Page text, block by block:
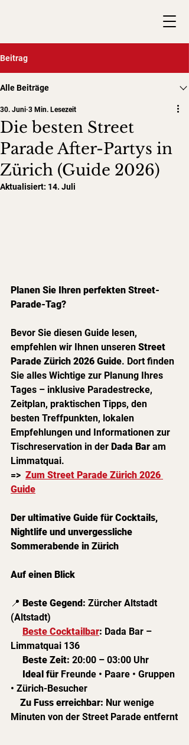
Beitrag
Alle Beiträge
Die besten Street
Parade After-Partys in
Zürich (Guide 2026)
30. Juni 3 Min. Lesezeit
Aktualisiert: 14. Juli
Planen Sie Ihren perfekten Street-
Parade-Tag?
Bevor Sie diesen Guide lesen,
empfehlen wir Ihnen unseren Street
Parade Zürich 2026 Guide. Dort finden
Sie alles Wichtige zur Planung Ihres
Tages – inklusive Paradestrecke,
Zeitplan, praktischen Tipps, den
besten Treffpunkten, lokalen
Empfehlungen und Informationen zur
Tischreservation in der Dada Bar am
Limmatquai.
=> Zum Street Parade Zürich 2026
Guide
Der ultimative Guide für Cocktails,
Nightlife und unvergessliche
Sommerabende in Zürich
Auf einen Blick
📍 Beste Gegend: Zürcher Altstadt
(Altstadt)
Beste Cocktailbar: Dada Bar –
Limmatquai 136
Beste Zeit: 20:00 – 03:00 Uhr
Ideal für Freunde • Paare • Gruppen
• Zürich-Besucher
Zu Fuss erreichbar: Nur wenige
Minuten von der Street Parade entfernt